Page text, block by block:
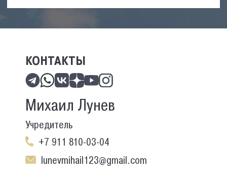
КОНТАКТЫ
Михаил Лунев
Учредитель
+7 911 810-03-04
lunevmihail123@gmail.com